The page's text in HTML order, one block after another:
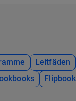
Leitfäden